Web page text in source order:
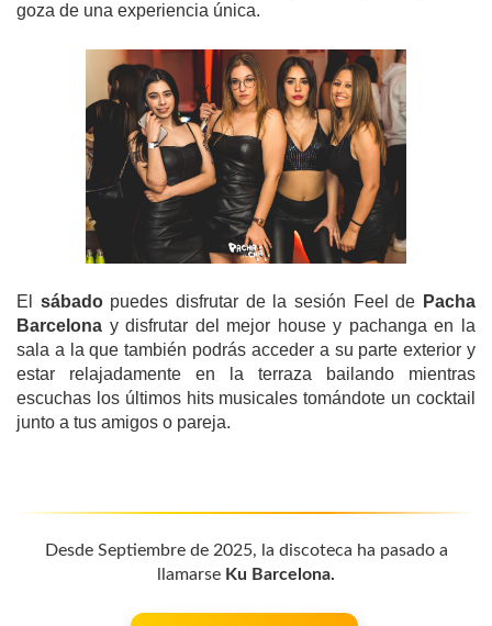
goza de una experiencia única.
El sábadopuedes disfrutar de la sesión Feel de Pacha
Barcelona y disfrutar del mejor house y pachanga en la
sala a la que también podrás acceder a su parte exterior y
estar relajadamente en la terraza bailando mientras
escuchas los últimos hits musicales tomándote un cocktail
junto a tus amigos o pareja.
Desde Septiembre de 2025, la discoteca ha pasado a
llamarse Ku Barcelona.